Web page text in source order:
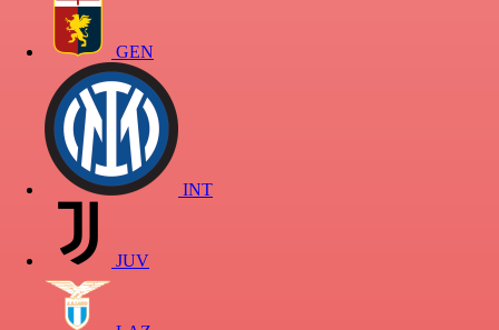
GEN
INT
JUV